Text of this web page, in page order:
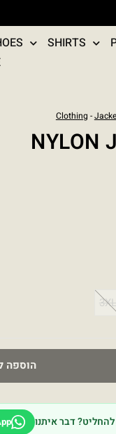
SHIRTS
Clothing -
NYLON
⁦₪559.00⁩
3XL
הוספה
דבר איתנו